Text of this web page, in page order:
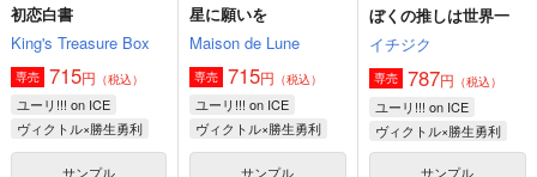
CHEKI！２
ゆーき★電球
377円 （税込）
ヴィクトル×勝生勇利
トイ！トイ！トイ！
ゆーき★電球
658円 （税込）
勝生勇利
小さな恋のうた〈後
編〉
ゆーき★電球
952円 （税込）
ヴィクトル×勝生勇利
初恋白書
King's Treasure Box
専売 715円 （税込）
ユーリ!!! on ICE
ヴィクトル×勝生勇利
サンプル
星に願いを
Maison de Lune
専売 715円 （税込）
ユーリ!!! on ICE
ヴィクトル×勝生勇利
サンプル
ぼくの推しは世界一
イチジク
専売 787円 （税込）
ユーリ!!! on ICE
ヴィクトル×勝生勇利
サンプル